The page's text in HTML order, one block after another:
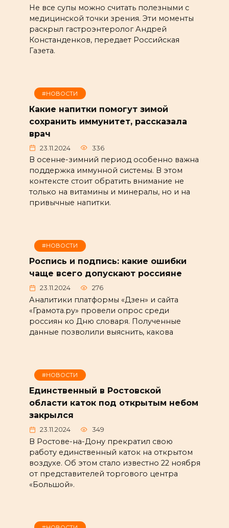
Не все супы можно считать полезными с
медицинской точки зрения. Эти моменты
раскрыл гастроэнтеролог Андрей
Констанденков, передает Российская
Газета.
#НОВОСТИ
Какие напитки помогут зимой
сохранить иммунитет, рассказала
врач
23.11.2024 336
В осенне-зимний период особенно важна
поддержка иммунной системы. В этом
контексте стоит обратить внимание не
только на витамины и минералы, но и на
привычные напитки.
#НОВОСТИ
Роспись и подпись: какие ошибки
чаще всего допускают россияне
23.11.2024 276
Аналитики платформы «Дзен» и сайта
«Грамота.ру» провели опрос среди
россиян ко Дню словаря. Полученные
данные позволили выяснить, какова
#НОВОСТИ
Единственный в Ростовской
области каток под открытым небом
закрылся
23.11.2024 349
В Ростове-на-Дону прекратил свою
работу единственный каток на открытом
воздухе. Об этом стало известно 22 ноября
от представителей торгового центра
«Большой».